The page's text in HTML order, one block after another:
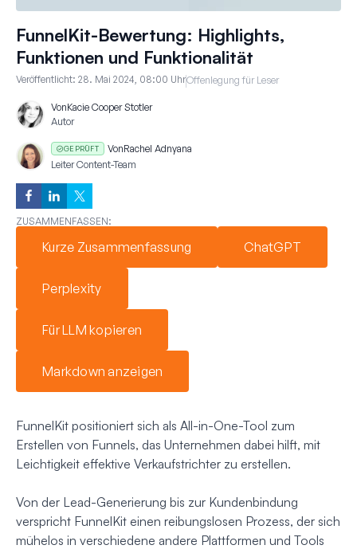
FunnelKit-Bewertung: Highlights,
Funktionen und Funktionalität
Veröffentlicht: 28. Mai 2024, 08:00 UhrOffenlegung für Leser
VonKacie Cooper Stotler
Autor
GEPRÜFT VonRachel Adnyana
Leiter Content-Team
ZUSAMMENFASSEN:
Kurze Zusammenfassung ChatGPT
Perplexity
Für LLM kopieren
Markdown anzeigen
FunnelKit positioniert sich als All-in-One-Tool zum
Erstellen von Funnels, das Unternehmen dabei hilft, mit
Leichtigkeit effektive Verkaufstrichter zu erstellen.
Von der Lead-Generierung bis zur Kundenbindung
verspricht FunnelKit einen reibungslosen Prozess, der sich
mühelos in verschiedene andere Plattformen und Tools